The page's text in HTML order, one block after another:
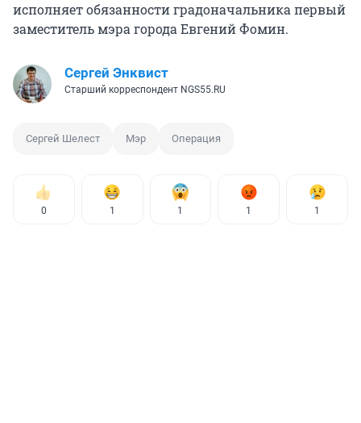
исполняет обязанности градоначальника первый
заместитель мэра города Евгений Фомин.
Сергей Энквист
Старший корреспондент NGS55.RU
Сергей Шелест Мэр Операция
0 1 1 1 1